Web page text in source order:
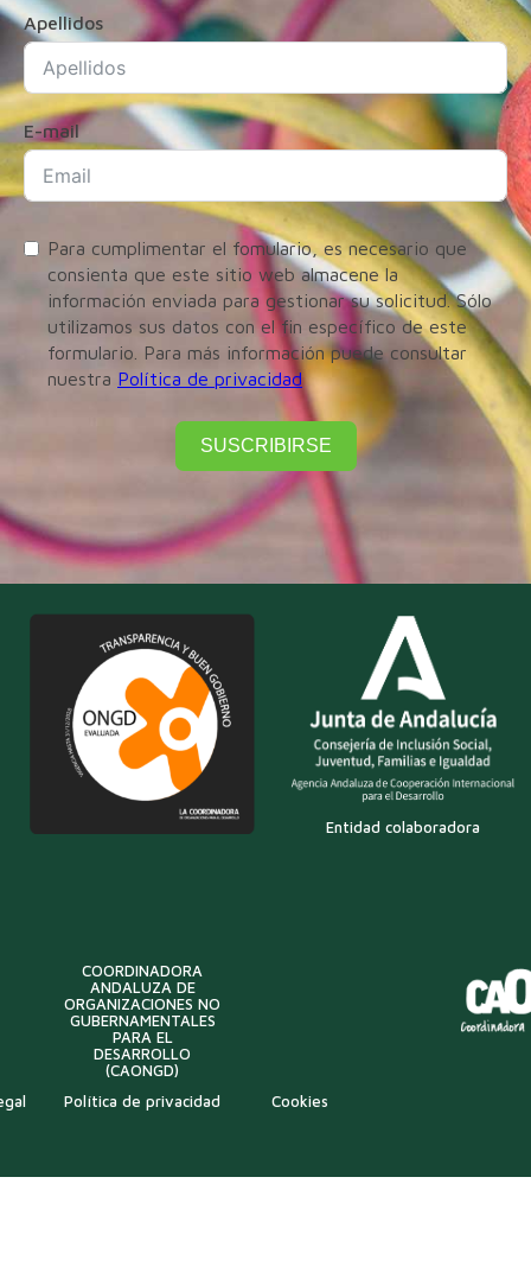
Apellidos
E-mail
Para cumplimentar el fomulario, es necesario que
consienta que este sitio web almacene la
información enviada para gestionar su solicitud. Sólo
utilizamos sus datos con el fin específico de este
formulario. Para más información puede consultar
nuestra Política de privacidad
SUSCRIBIRSE
Entidad colaboradora
COORDINADORA
ANDALUZA DE
ORGANIZACIONES NO
GUBERNAMENTALES
PARA EL
DESARROLLO
(CAONGD)
Política de privacidad Cookies